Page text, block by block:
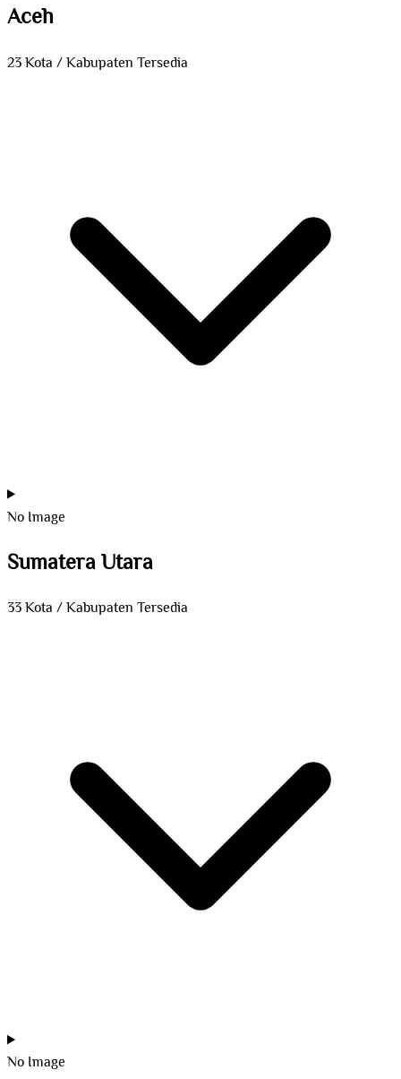
Aceh
23 Kota / Kabupaten Tersedia
No Image
Sumatera Utara
33 Kota / Kabupaten Tersedia
No Image